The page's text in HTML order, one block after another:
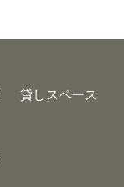
貸しスペース